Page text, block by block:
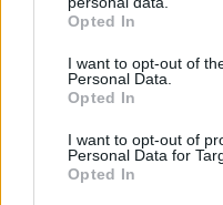
grant or deny consent to
use your data for below
consent section.
Opted In
I want to opt-out of
Personal Data.
Opted In
I want to opt-out of
Personal Data for
Opted In